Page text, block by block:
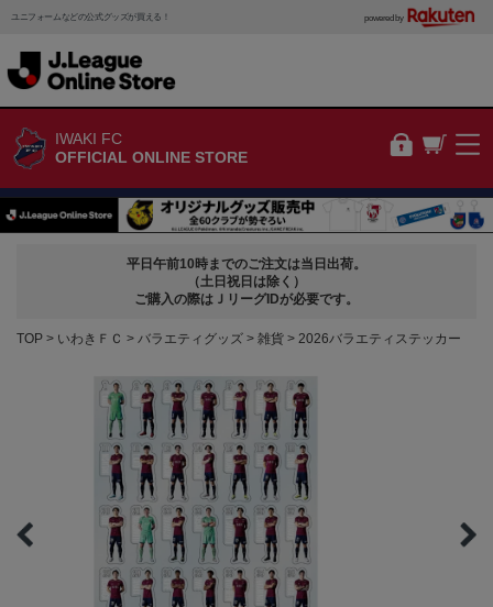
ユニフォームなどの公式グッズが買える！ powered by
IWAKI FC
OFFICIAL ONLINE STORE
平日午前10時までのご注文は当日出荷。
（土日祝日は除く）
ご購入の際はＪリーグIDが必要です。
TOP いわきＦＣ バラエティグッズ 雑貨 2026バラエティステッカー